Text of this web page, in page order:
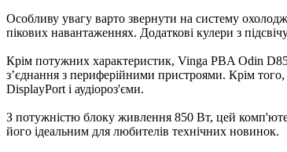
Особливу увагу варто звернути на систему
пікових навантаженнях. Додаткові кулери з
Крім потужних характеристик, Vinga PBA Odin
з’єднання з периферійними пристроями. Крім
DisplayPort і аудіороз'єми.
З потужністю блоку живлення 850 Вт, цей комп'ютер
його ідеальним для любителів технічних новинок.